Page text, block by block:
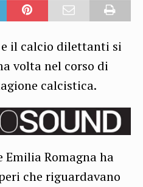
e il calcio dilettanti si
volta nel corso di
calcistica.
Romagna ha
che riguardavano